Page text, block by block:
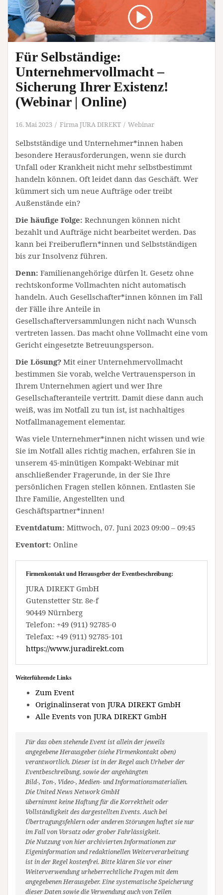
Für Selbständige:
Unternehmervollmacht –
Sicherung Ihrer Existenz!
(Webinar | Online)
16. Mai 2023 Firma JURA DIREKT Webinar
Selbstständige und Unternehmer*innen haben
besondere Herausforderungen, wenn sie durch
Unfall oder Krankheit nicht mehr selbstbestimmt
handeln können. Oft leidet dann das Geschäft. Wer
kümmert sich um neue Aufträge oder treibt
Außenstände ein?
Die häufige Folge: Rechnungen können nicht
bezahlt und Aufträge nicht bearbeitet werden. Das
kann bei Freiberuflern*innen und Selbstständigen
bis zur Insolvenz führen.
Denn: Familienangehörige dürfen lt. Gesetz ohne
rechtskonforme Vollmachten nicht automatisch
handeln. Auch Gesellschafter*innen können im Fall
der Fälle ihre Anteile in
Gesellschafterversammlungen nicht nach Wunsch
vertreten lassen. Das macht ohne Vollmacht eine vom
Gericht eingesetzte Betreuungsperson.
Die Lösung? Mit einer Unternehmervollmacht
bestimmen Sie vorab, welche Vertrauensperson in
Ihrem Unternehmen agiert und wer Ihre
Gesellschafteranteile vertritt. Damit diese dann auch
weiß, was im Notfall zu tun ist, ist nachhaltiges
Notfallmanagement elementar.
Was viele Unternehmer*innen nicht wissen und wie
Sie im Notfall alles richtig machen, erfahren Sie in
unserem 45-minütigen Kompakt-Webinar mit
anschließender Fragerunde, in der Sie Ihre
persönlichen Fragen stellen können. Entlasten Sie
Ihre Familie, Angestellten und
Geschäftspartner*innen!
Eventdatum: Mittwoch, 07. Juni 2023 09:00 – 09:45
Eventort: Online
Firmenkontakt und Herausgeber der Eventbeschreibung:
JURA DIREKT GmbH
Gutenstetter Str. 8e-f
90449 Nürnberg
Telefon: +49 (911) 92785-0
Telefax: +49 (911) 92785-101
https://www.juradirekt.com
Weiterführende Links
Zum Event
Originalinserat von JURA DIREKT GmbH
Alle Events von JURA DIREKT GmbH
Für das oben stehende Event ist allein der jeweils
angegebene Herausgeber (siehe Firmenkontakt oben)
verantwortlich. Dieser ist in der Regel auch Urheber der
Eventbeschreibung, sowie der angehängten
Bild-, Ton-, Video-, Medien- und Informationsmaterialien.
Die United News Network GmbH
übernimmt keine Haftung für die Korrektheit oder
Vollständigkeit des dargestellten Events. Auch bei
Übertragungsfehlern oder anderen Störungen haftet sie nur
im Fall von Vorsatz oder grober Fahrlässigkeit.
Die Nutzung von hier archivierten Informationen zur
Eigeninformation und redaktionellen Weiterverarbeitung
ist in der Regel kostenfrei. Bitte klären Sie vor einer
Weiterverwendung urheberrechtliche Fragen mit dem
angegebenen Herausgeber. Eine systematische Speicherung
dieser Daten sowie die Verwendung auch von Teilen